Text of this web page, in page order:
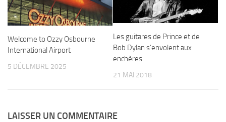
Welcome to Ozzy Osbourne
International Airport
5 DÉCEMBRE 2025
Les guitares de Prince et de
Bob Dylan s’envolent aux
enchères
21 MAI 2018
LAISSER UN COMMENTAIRE